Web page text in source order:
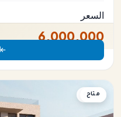
السعر
6,000,000
شاليه
متاح